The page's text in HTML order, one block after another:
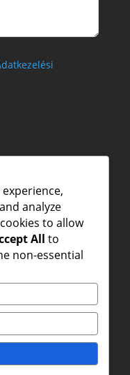
analyze
to allow
All to
non-essential